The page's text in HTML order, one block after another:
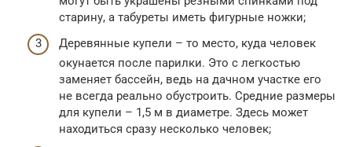
старину, а табуреты иметь фигурные ножки;
Деревянные купели – то место, куда человек
окунается после парилки. Это с легкостью
заменяет бассейн, ведь на дачном участке его
не всегда реально обустроить. Средние размеры
для купели – 1,5 м в диаметре. Здесь может
находиться сразу несколько человек;